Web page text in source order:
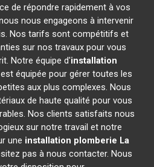
de répondre rapidement à vos
nous engageons à intervenir
Nos tarifs sont compétitifs et
sur nos travaux pour vous
Notre équipe d'installation
est équipée pour gérer toutes les
aux plus complexes. Nous
de haute qualité pour vous
Nos clients satisfaits nous
sur notre travail et notre
une installation plomberie La
pas à nous contacter. Nous